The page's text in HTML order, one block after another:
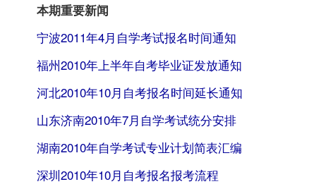
本期重要新闻
宁波2011年4月自学考试报名时间通知
福州2010年上半年自考毕业证发放通知
河北2010年10月自考报名时间延长通知
山东济南2010年7月自学考试统分安排
湖南2010年自学考试专业计划简表汇编
深圳2010年10月自考报名报考流程